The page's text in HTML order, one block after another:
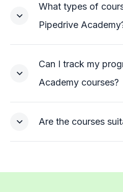
What types of
Pipedrive
Can I track my
Academy courses?
Are the courses